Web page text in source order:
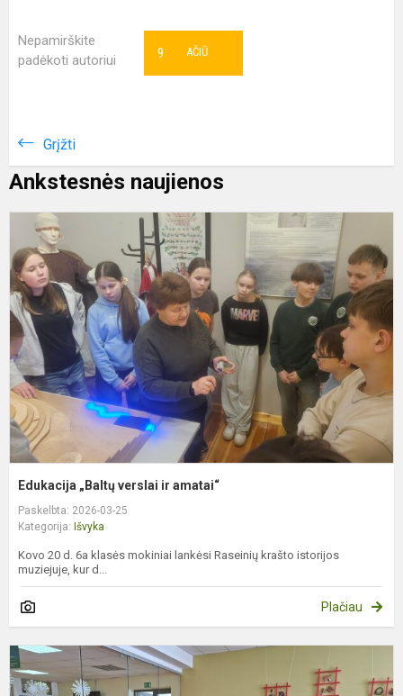
Nepamirškite
padėkoti autoriui
AČIŪ
9
Grįžti
Ankstesnės naujienos
Edukacija „Baltų verslai ir amatai“
Paskelbta: 2026-03-25
Kategorija: Išvyka
Kovo 20 d. 6a klasės mokiniai lankėsi Raseinių krašto istorijos
muziejuje, kur d...
Plačiau